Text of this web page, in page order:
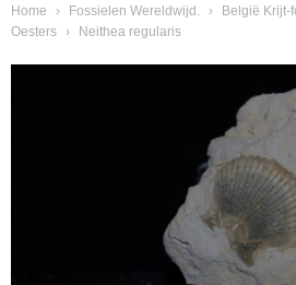
Home › Fossielen Wereldwijd. › België Krijt-
Oesters
› Neithea regularis